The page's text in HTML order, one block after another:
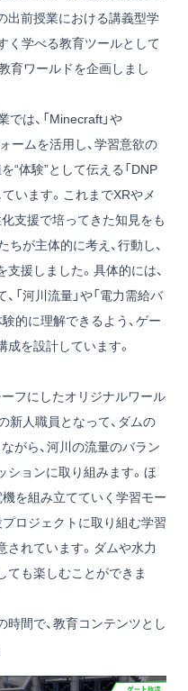
出前授業における講義型学
く学べる教育ツールとして
育ワールドを企画しまし
は、「Minecraft」や
ームを活用し、学習意欲の
“体験”として伝える「DNP
います。これまでXRやメ
支援で培ってきた知見をも
ちが主体的に考え、行動し、
援しました。具体的には、
「河川流量」や「電力需給バ
的に理解できるよう、ゲー
を設計しています。
フにしたオリジナルワール
新人職員となって、ダムの
がら、河川の流量のバラン
ションに取り組みます。ほ
を組み立てていく学習モー
プロジェクトに取り組む学習
されています。ダムや水力
ても楽しむことができま
時間で、教育コンテンツとし